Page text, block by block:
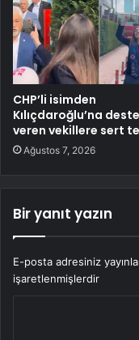
CHP’li isimden
Kılıçdaroğlu’na
veren vekillere sert
Ağustos 7, 2026
Bir yanıt yazın
E-posta adresiniz
işaretlenmişlerdir